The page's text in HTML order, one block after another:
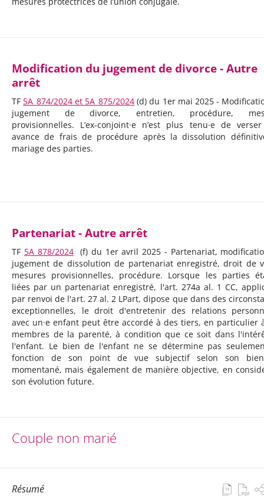
Modification du jugement de divorce - Autre
arrêt
TF 5A_874/2024 et 5A_875/2024 (d) du 1er mai 2025 -
jugement de divorce, entretien, procédure,
provisionnelles. L’ex-conjoint·e n’est plus tenu·e de
avance de frais de procédure après la dissolution
mariage des parties.
Partenariat - Autre arrêt
TF 5A_878/2024(f) du 1er avril 2025 - Partenariat,
jugement de dissolution de partenariat enregistré, droit de
mesures provisionnelles, procédure. Lorsque les parties
liées par un partenariat enregistré, l'art. 274a al. 1 CC,
par renvoi de l'art. 27 al. 2 LPart, dipose que dans des
exceptionnelles, le droit d'entretenir des relations
avec un·e enfant peut être accordé à des tiers, en particulier
membres de la parenté, à condition que ce soit dans
l'enfant. Le bien de l'enfant ne se détermine pas
fonction de son point de vue subjectif selon son
momentané, mais également de manière objective, en
son évolution future.
Couple non marié
Résumé